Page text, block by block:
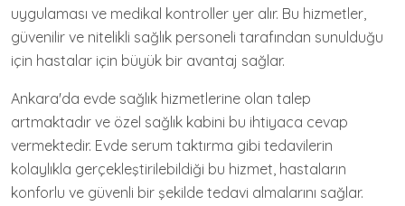
uygulaması ve medikal kontroller yer alır. Bu hizmetler,
güvenilir ve nitelikli sağlık personeli tarafından sunulduğu
için hastalar için büyük bir avantaj sağlar.
Ankara'da evde sağlık hizmetlerine olan talep
artmaktadır ve özel sağlık kabini bu ihtiyaca cevap
vermektedir. Evde serum taktırma gibi tedavilerin
kolaylıkla gerçekleştirilebildiği bu hizmet, hastaların
konforlu ve güvenli bir şekilde tedavi almalarını sağlar.